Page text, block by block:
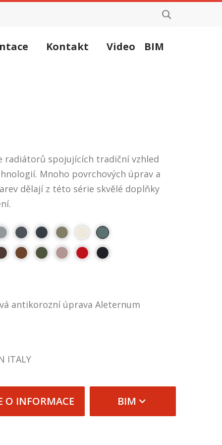
Kontakt Video BIM
radiátorů spojujících tradiční vzhled
Mnoho povrchových úprav a
dělají z této série skvělé doplňky
antikorozní úprava Aleternum
ITALY
O INFORMACE BIM